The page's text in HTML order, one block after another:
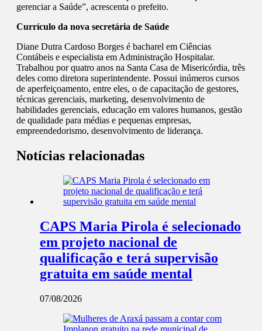
gerenciar a Saúde”, acrescenta o prefeito.
Currículo da nova secretária de Saúde
Diane Dutra Cardoso Borges é bacharel em Ciências
Contábeis e especialista em Administração Hospitalar.
Trabalhou por quatro anos na Santa Casa de Misericórdia, três
deles como diretora superintendente. Possui inúmeros cursos
de aperfeiçoamento, entre eles, o de capacitação de gestores,
técnicas gerenciais, marketing, desenvolvimento de
habilidades gerenciais, educação em valores humanos, gestão
de qualidade para médias e pequenas empresas,
empreendedorismo, desenvolvimento de liderança.
Notícias relacionadas
CAPS Maria Pirola é selecionado
em projeto nacional de
qualificação e terá supervisão
gratuita em saúde mental
07/08/2026